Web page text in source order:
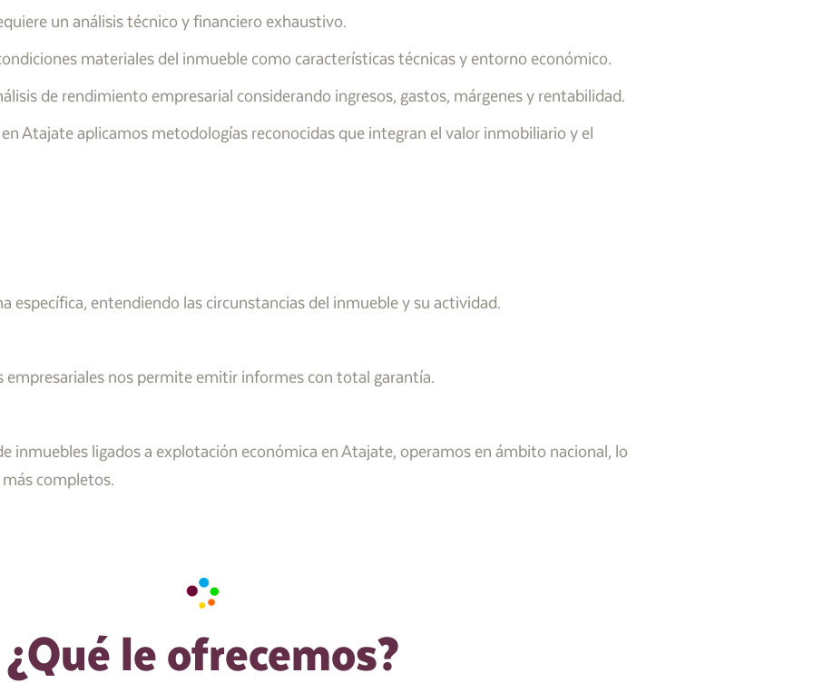
un análisis técnico y financiero exhaustivo.
materiales del inmueble como características técnicas y entorno económico.
de rendimiento empresarial considerando ingresos, gastos, márgenes y rentabilidad.
Atajate aplicamos metodologías reconocidas que integran el valor inmobiliario y el
específica, entendiendo las circunstancias del inmueble y su actividad.
empresariales nos permite emitir informes con total garantía.
inmuebles ligados a explotación económica en Atajate, operamos en ámbito nacional, lo
completos.
¿Qué le ofrecemos?